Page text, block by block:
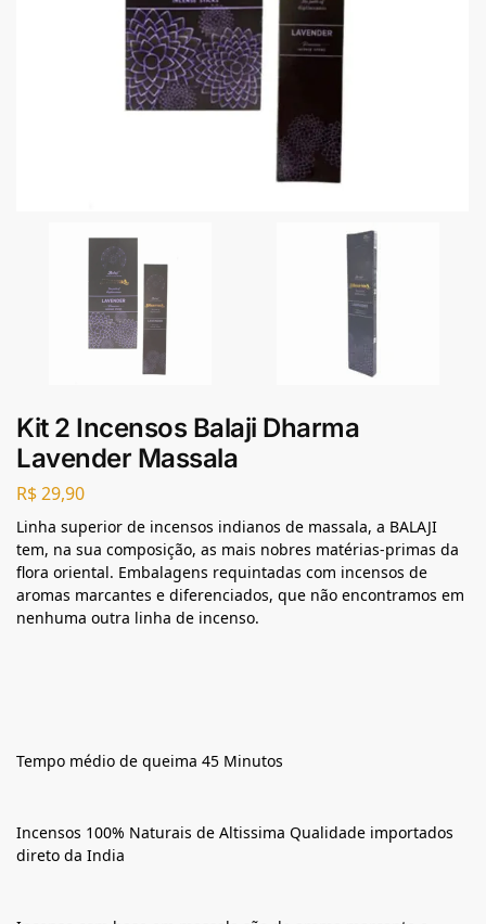
Kit 2 Incensos Balaji Dharma
Lavender Massala
R$29,90
Linha superior de incensos indianos de massala, a BALAJI
tem, na sua composição, as mais nobres matérias-primas da
flora oriental. Embalagens requintadas com incensos de
aromas marcantes e diferenciados, que não encontramos em
nenhuma outra linha de incenso.
Tempo médio de queima 45 Minutos
Incensos 100% Naturais de Altissima Qualidade importados
direto da India